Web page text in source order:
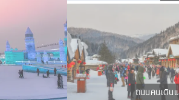
ถนนคนเดิน